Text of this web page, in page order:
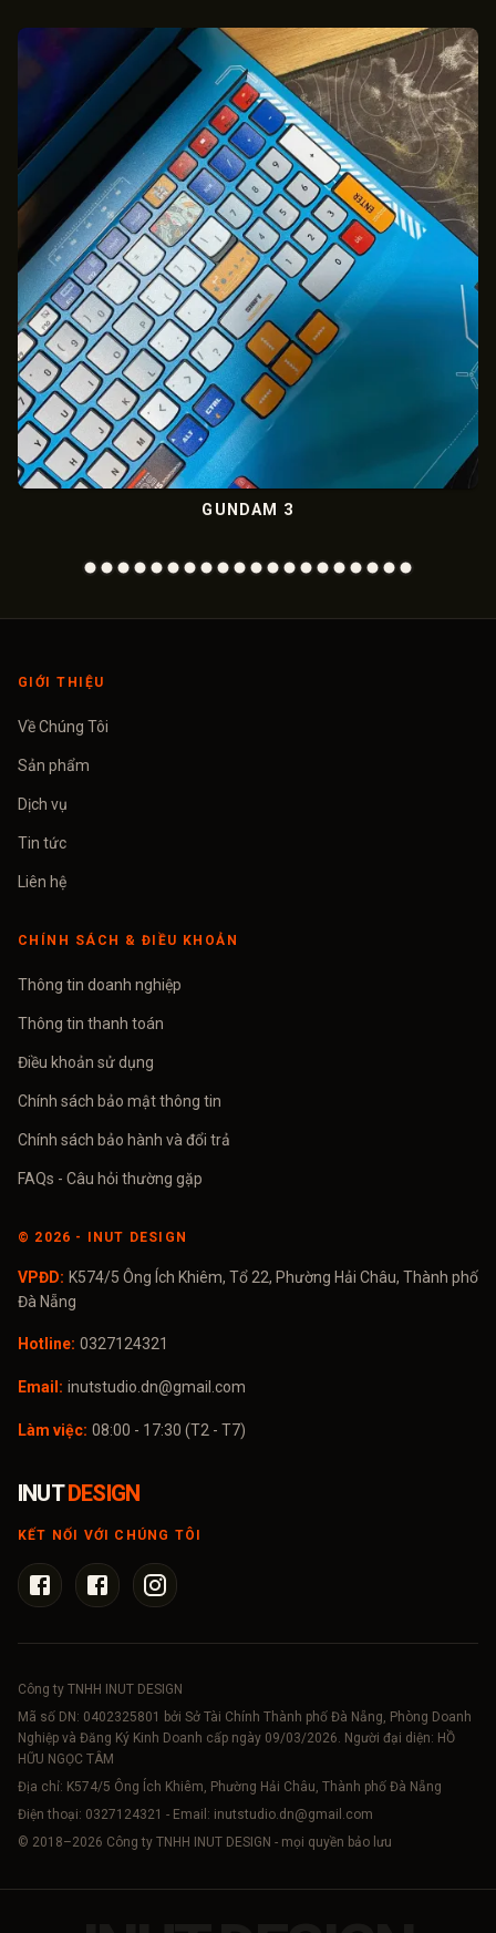
GIỚI THIỆU
Về Chúng Tôi
Sản phẩm
Dịch vụ
Tin tức
Liên hệ
CHÍNH SÁCH & ĐIỀU KHOẢN
Thông tin doanh nghiệp
Thông tin thanh toán
Điều khoản sử dụng
Chính sách bảo mật thông tin
Chính sách bảo hành và đổi trả
FAQs - Câu hỏi thường gặp
© 2026 - INUT DESIGN
VPĐD: K574/5 Ông Ích Khiêm, Tổ 22, Phường Hải Châu, Thành phố
Đà Nẵng
Hotline: 0327124321
Email: inutstudio.dn@gmail.com
Làm việc: 08:00 - 17:30 (T2 - T7)
INUT DESIGN
KẾT NỐI VỚI CHÚNG TÔI
Công ty TNHH INUT DESIGN
Mã số DN: 0402325801
bởi Sở Tài Chính Thành phố Đà Nẵng, Phòng Doanh
Nghiệp và Đăng Ký Kinh Doanh cấp ngày 09/03/2026. Người đại diện: HỒ
HỮU NGỌC TÂM
Địa chỉ: K574/5 Ông Ích Khiêm, Phường Hải Châu, Thành phố Đà Nẵng
Điện thoại: 0327124321 - Email: inutstudio.dn@gmail.com
© 2018–2026 Công ty TNHH INUT DESIGN - mọi quyền bảo lưu